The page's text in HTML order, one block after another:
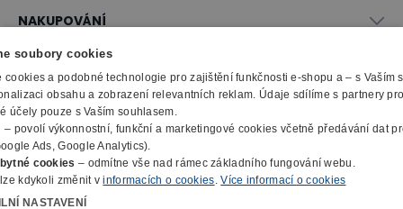
NAKUPOVÁNÍ
Vše o nákupu
Obchodní podmínky
Doprava a montáž
Možnosti platby
Záruka, servis, reklamace
Ochrana osobních údajů
Informace o cookies
SLUŽBY
Naše katalogy
Reklamační formulář
Výroba kancelářského nábytku
Zpracování elektroodpadu
E-Procurement
O FIRMĚ
O nás
Kontakty
Členství v organizacích
© 2010 - 2026 B2B Partner s.r.o. - Všechna práva vyhrazena.
soubory cookies
cookies a podobné technologie pro zajištění funkčnosti e-shopu a – s Vaším
obsahu a zobrazení relevantních reklam. Údaje sdílíme s partnery
účely pouze s Vaším souhlasem.
– povolí výkonnostní, funkční a marketingové cookies včetně předávání dat
Ads, Google Analytics).
cookies – odmítne vše nad rámec základního fungování webu.
kdykoli změnit vinformacích o cookies. Více informací o cookies
NASTAVENÍ